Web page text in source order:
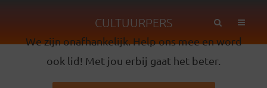
CULTUURPERS
We zijn onafhankelijk. Help ons mee en word
ook lid! Met jou erbij gaat het beter.